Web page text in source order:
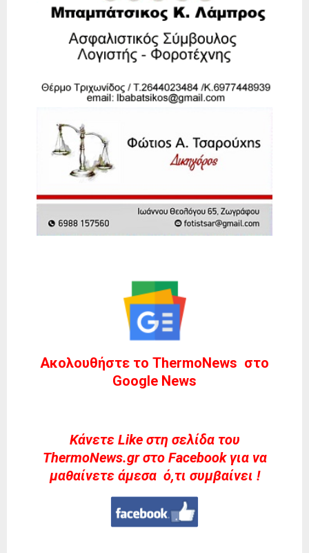
Ακολουθήστε το ThermoNews στο
Google News
Kάνετε Like στη σελίδα του
ThermoNews.gr στο Facebook για να
μαθαίνετε άμεσα ό,τι συμβαίνει !